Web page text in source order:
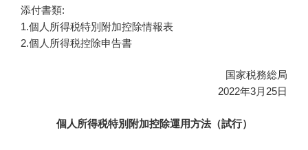
添付書類:
1.個人所得税特別附加控除情報表
2.個人所得税控除申告書
国家税務総局
2022年3月25日
個人所得税特別附加控除運用方法（試行）